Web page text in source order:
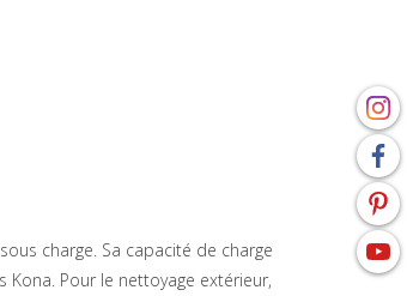
charge. Sa capacité de charge
Pour le nettoyage extérieur,